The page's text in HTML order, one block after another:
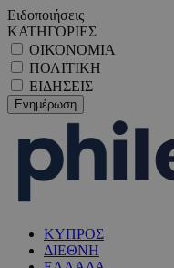
Ειδοποιήσεις
ΚΑΤΗΓΟΡΙΕΣ
ΟΙΚΟΝΟΜΙΑ
ΠΟΛΙΤΙΚΗ
ΕΙΔΗΣΕΙΣ
ΚΥΠΡΟΣ
ΔΙΕΘΝΗ